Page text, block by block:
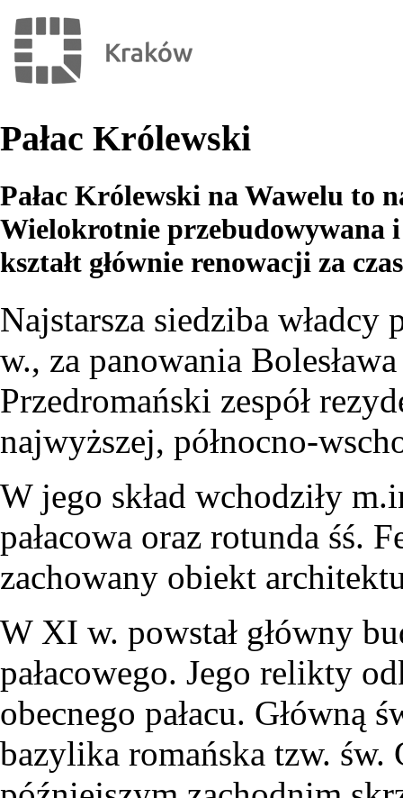
Pałac Królewski
Pałac Królewski na Wawelu to
Wielokrotnie przebudowywana
kształt głównie renowacji za
Najstarsza siedziba władcy
w., za panowania
Przedromański zespół
najwyższej, północno-
W jego skład wchodziły
pałacowa oraz rotunda śś.
zachowany obiekt
W XI w. powstał główny
pałacowego. Jego relikty
obecnego pałacu. Główną
bazylika romańska tzw.